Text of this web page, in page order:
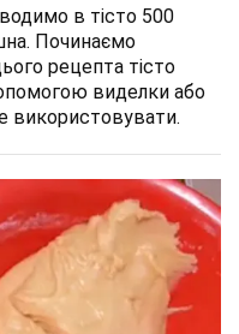
в тісто 500
Починаємо
рецепта тісто
виделки або
використовувати.